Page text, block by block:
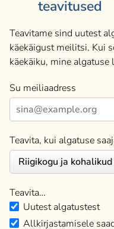
teavitused
Teavitame sind uutest
käekäigust meilitsi. Kui
käekäiku, mine
Su meiliaadress
Teavita, kui algatuse
Teavita…
Uutest algatustest
Allkirjastamisele